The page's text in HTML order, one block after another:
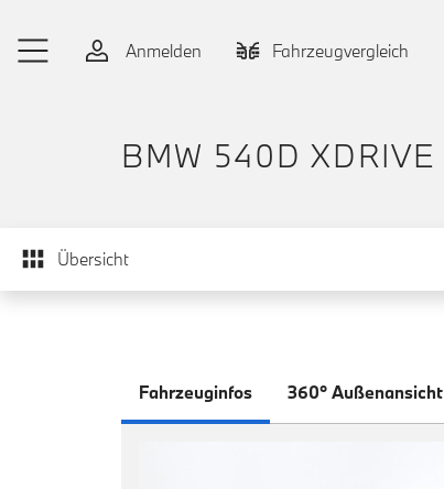
Anmelden
Fahrzeugvergleich
BMW 540D XDRIVE
Übersicht
Fahrzeuginfos 360° Außenansicht